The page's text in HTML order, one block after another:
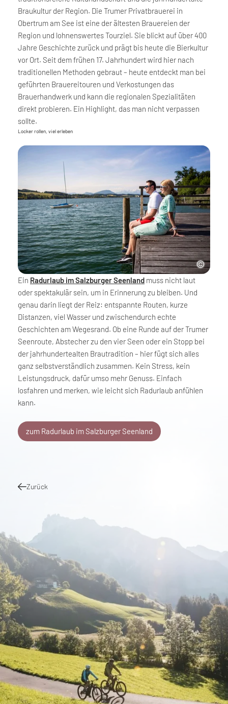
Braukultur der Region. Die Trumer Privatbrauerei in
Obertrum am See ist eine der ältesten Brauereien der
Region und lohnenswertes Tourziel. Sie blickt auf über 400
Jahre Geschichte zurück und prägt bis heute die Bierkultur
vor Ort. Seit dem frühen 17. Jahrhundert wird hier nach
traditionellen Methoden gebraut – heute entdeckt man bei
geführten Brauereitouren und Verkostungen das
Brauerhandwerk und kann die regionalen Spezialitäten
direkt probieren. Ein Highlight, das man nicht verpassen
sollte.
Locker rollen, viel erleben
Ein Radurlaub im Salzburger Seenland muss nicht laut
oder spektakulär sein, um in Erinnerung zu bleiben. Und
genau darin liegt der Reiz: entspannte Routen, kurze
Distanzen, viel Wasser und zwischendurch echte
Geschichten am Wegesrand. Ob eine Runde auf der Trumer
Seenroute, Abstecher zu den vier Seen oder ein Stopp bei
der jahrhundertealten Brautradition – hier fügt sich alles
ganz selbstverständlich zusammen. Kein Stress, kein
Leistungsdruck, dafür umso mehr Genuss. Einfach
losfahren und merken, wie leicht sich Radurlaub anfühlen
kann.
zum Radurlaub im Salzburger Seenland
Zurück